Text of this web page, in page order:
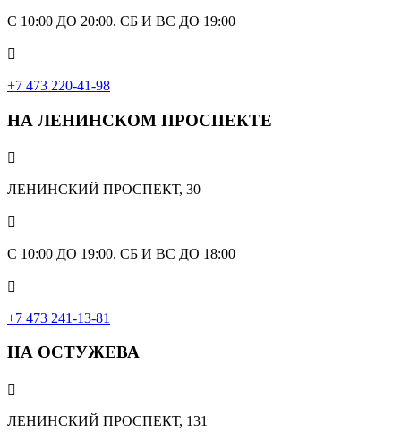
С 10:00 ДО 20:00. СБ И ВС ДО 19:00

+7 473 220-41-98
НА ЛЕНИНСКОМ ПРОСПЕКТЕ

ЛЕНИНСКИЙ ПРОСПЕКТ, 30

С 10:00 ДО 19:00. СБ И ВС ДО 18:00

+7 473 241-13-81
НА ОСТУЖЕВА

ЛЕНИНСКИЙ ПРОСПЕКТ, 131